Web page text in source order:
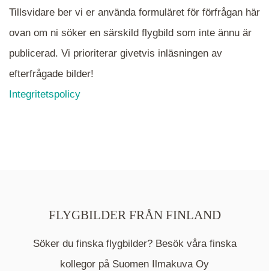
Mappen är en medelpunkt över fotat område och
kommer nu visa de fastigheter som finns just här.
Tillsvidare ber vi er använda formuläret för förfrågan här
ovan om ni söker en särskild flygbild som inte ännu är
publicerad. Vi prioriterar givetvis inläsningen av
efterfrågade bilder!
Integritetspolicy
FLYGBILDER FRÅN FINLAND
Söker du finska flygbilder? Besök våra finska
kollegor på Suomen Ilmakuva Oy